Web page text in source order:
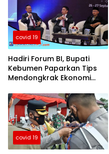
covid 19
Hadiri Forum BI, Bupati
Kebumen Paparkan Tips
Mendongkrak Ekonomi
covid 19